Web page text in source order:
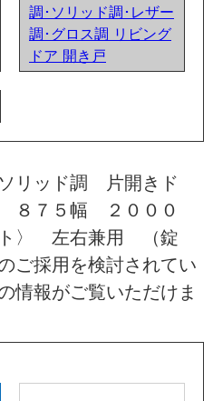
調･ソリッド調･レザー
調･グロス調 リビング
ドア 開き戸
リッド調 片開きド
７５幅 ２０００
〉 左右兼用 （錠
ご採用を検討されてい
情報がご覧いただけま